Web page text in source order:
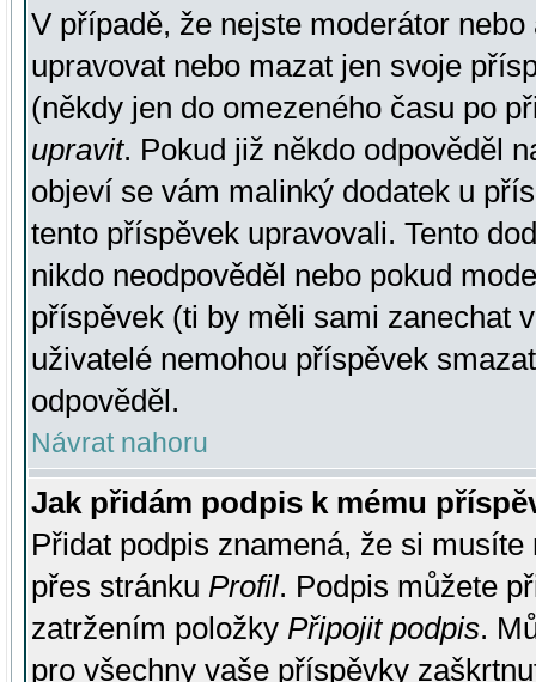
V případě, že nejste moderátor
upravovat nebo mazat jen svoje
(někdy jen do omezeného času po
upravit. Pokud již někdo odpověděl
objeví se vám malinký dodatek u
tento příspěvek upravovali. Tento
nikdo neodpověděl nebo pokud
příspěvek (ti by měli sami zanechat
uživatelé nemohou příspěvek
odpověděl.
Návrat nahoru
Jak přidám podpis k mému
Přidat podpis znamená, že si
přes stránku Profil. Podpis můžete
zatržením položky Připojit podpis.
pro všechny vaše příspěvky